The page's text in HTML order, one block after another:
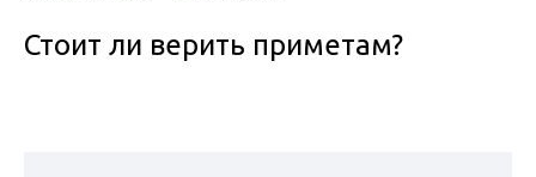
Стоит ли верить приметам?